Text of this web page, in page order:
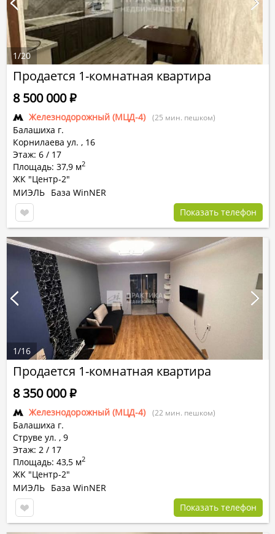
Продается 1-комнатная квартира
Железнодорожный (МЦД-4) (25 мин. пешком)
Балашиха г.
Корнилаева ул. , 16
Этаж: 6 / 17
Площадь: 37,9 м2
ЖК "Центр-2"
8 500 000Р
МИЭЛЬ База WinNER
Показать телефон
1/20
Продается 1-комнатная квартира
Железнодорожный (МЦД-4) (22 мин. пешком)
Балашиха г.
Струве ул. , 9
Этаж: 2 / 17
Площадь: 43,5 м2
ЖК "Центр-2"
8 350 000Р
МИЭЛЬ База WinNER
Показать телефон
1/16